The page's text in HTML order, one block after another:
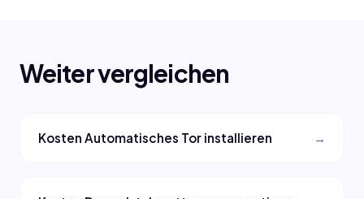
Weiter vergleichen
Kosten Automatisches Tor installieren